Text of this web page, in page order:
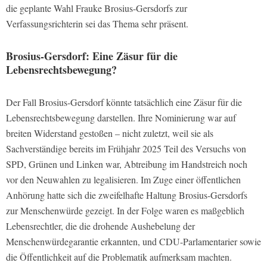
die geplante Wahl Frauke Brosius-Gersdorfs zur
Verfassungsrichterin sei das Thema sehr präsent.
Brosius-Gersdorf: Eine Zäsur für die
Lebensrechtsbewegung?
Der Fall Brosius-Gersdorf könnte tatsächlich eine Zäsur für die
Lebensrechtsbewegung darstellen. Ihre Nominierung war auf
breiten Widerstand gestoßen – nicht zuletzt, weil sie als
Sachverständige bereits im Frühjahr 2025 Teil des Versuchs von
SPD, Grünen und Linken war, Abtreibung im Handstreich noch
vor den Neuwahlen zu legalisieren. Im Zuge einer öffentlichen
Anhörung hatte sich die zweifelhafte Haltung Brosius-Gersdorfs
zur Menschenwürde gezeigt. In der Folge waren es maßgeblich
Lebensrechtler, die die drohende Aushebelung der
Menschenwürdegarantie erkannten, und CDU-Parlamentarier sowie
die Öffentlichkeit auf die Problematik aufmerksam machten.